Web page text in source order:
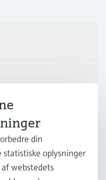
din
statistiske oplysninger
webstedets